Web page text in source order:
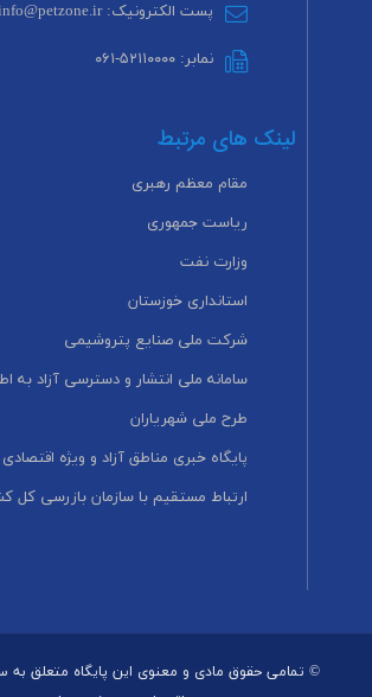
پست الکترونیک: info@petzone.ir
نمابر: ۵۲۱۱۰۰۰۰-۰۶۱
لینک های مرتبط
مقام معظم رهبری
ریاست جمهوری
وزارت نفت
استانداری خوزستان
شرکت ملی صنایع پتروشیمی
سامانه ملی انتشار و دسترسی آزاد به
طرح ملی شهریاران
پایگاه خبری مناطق آزاد و ویژه اقتصادی
ارتباط مستقیم با سازمان بازرسی کل
© تمامی حقوق مادی و معنوی این پایگاه متعلق به